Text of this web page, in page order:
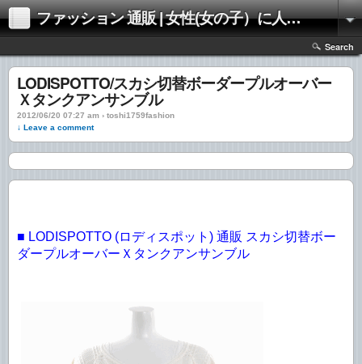
ファッション 通販 | 女性(女の子）に人気のファッションの通販 | 情報
Search
LODISPOTTO/スカシ切替ボーダープルオーバー
Ｘタンクアンサンブル
2012/06/20 07:27 am › toshi1759fashion
↓ Leave a comment
■ LODISPOTTO (ロディスポット) 通販 スカシ切替ボー
ダープルオーバーＸタンクアンサンブル